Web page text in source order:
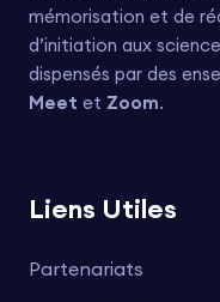
mémorisation et de
d’initiation aux
dispensés par des
Meet et Zoom.
Liens Utiles
Partenariats